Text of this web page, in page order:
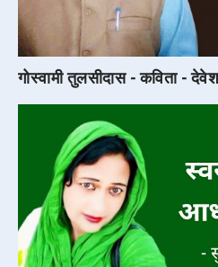
गोस्वामी तुलसीदास - कविता -